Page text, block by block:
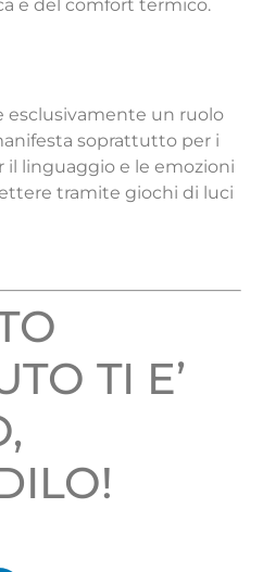
e del comfort termico.
esclusivamente un ruolo
soprattutto per i
il linguaggio e le emozioni
tramite giochi di luci
TI E’